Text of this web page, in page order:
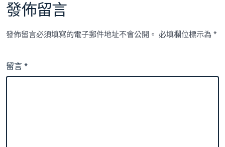
發佈留言
發佈留言必須填寫的電子郵件地址不會公開。 必填欄位標示為*
留言*